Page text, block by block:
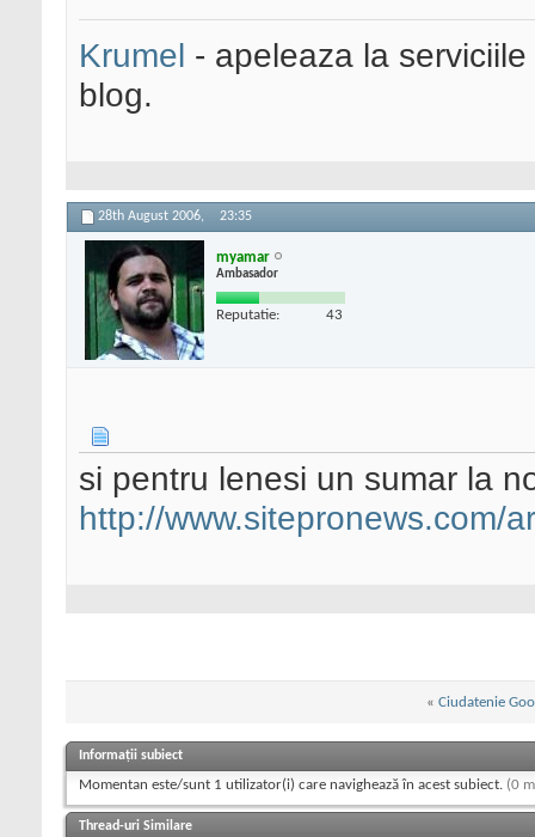
Krumel - apeleaza la
blog.
28th August 2006, 23:35
myamar
Ambasador
Reputatie: 43
si pentru lenesi un sumar la
http://www.sitepronews.com/
« Ciudatenie
Informații subiect
Momentan este/sunt 1 utilizator(i) care navighează în acest subiect. (0
Thread-uri Similare